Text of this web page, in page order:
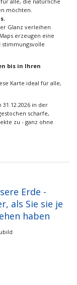
möchten.
Glanz verleihen
erzeugen eine
bis in Ihren
Karte ideal für alle,
in der
scharfe,
zu - ganz ohne
Erde -
als Sie sie je
haben